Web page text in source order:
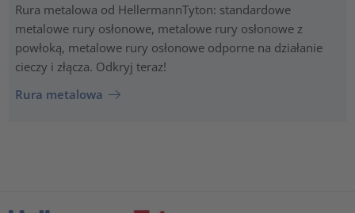
Rura metalowa od HellermannTyton: standardowe
metalowe rury osłonowe, metalowe rury osłonowe z
powłoką, metalowe rury osłonowe odporne na działanie
cieczy i złącza. Odkryj teraz!
Rura metalowa